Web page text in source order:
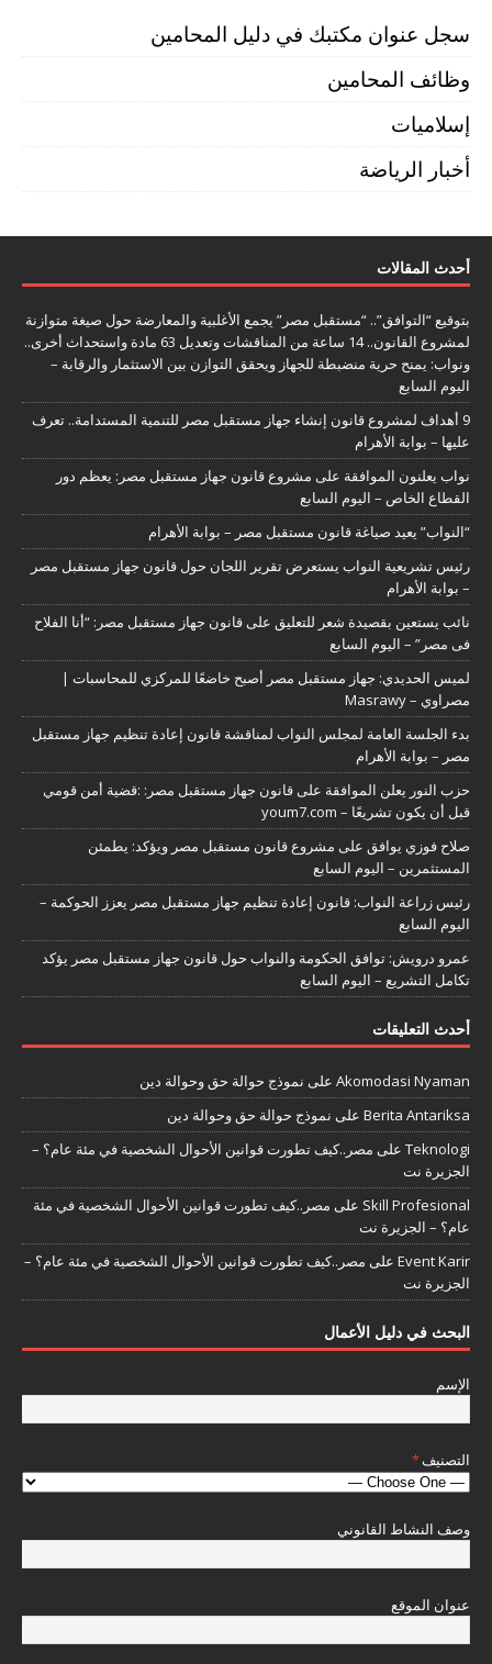
سجل عنوان مكتبك في دليل المحامين
وظائف المحامين
إسلاميات
أخبار الرياضة
أحدث المقالات
بتوقيع “التوافق”.. “مستقبل مصر” يجمع الأغلبية والمعارضة حول صيغة متوازنة
لمشروع القانون.. 14 ساعة من المناقشات وتعديل 63 مادة واستحداث أخرى..
ونواب: يمنح حرية منضبطة للجهاز ويحقق التوازن بين الاستثمار والرقابة –
اليوم السابع
9 أهداف لمشروع قانون إنشاء جهاز مستقبل مصر للتنمية المستدامة.. تعرف
عليها – بوابة الأهرام
نواب يعلنون الموافقة على مشروع قانون جهاز مستقبل مصر: يعظم دور
القطاع الخاص – اليوم السابع
“النواب” يعيد صياغة قانون مستقبل مصر – بوابة الأهرام
رئيس تشريعية النواب يستعرض تقرير اللجان حول قانون جهاز مستقبل مصر
– بوابة الأهرام
نائب يستعين بقصيدة شعر للتعليق على قانون جهاز مستقبل مصر: “أنا الفلاح
فى مصر” – اليوم السابع
لميس الحديدي: جهاز مستقبل مصر أصبح خاضعًا للمركزي للمحاسبات |
مصراوي – Masrawy
بدء الجلسة العامة لمجلس النواب لمناقشة قانون إعادة تنظيم جهاز مستقبل
مصر – بوابة الأهرام
حزب النور يعلن الموافقة على قانون جهاز مستقبل مصر: :قضية أمن قومي
قبل أن يكون تشريعًا – youm7.com
صلاح فوزي يوافق على مشروع قانون مستقبل مصر ويؤكد: يطمئن
المستثمرين – اليوم السابع
رئيس زراعة النواب: قانون إعادة تنظيم جهاز مستقبل مصر يعزز الحوكمة –
اليوم السابع
عمرو درويش: توافق الحكومة والنواب حول قانون جهاز مستقبل مصر يؤكد
تكامل التشريع – اليوم السابع
أحدث التعليقات
Akomodasi Nyaman على نموذج حوالة حق وحوالة دين
Berita Antariksa على نموذج حوالة حق وحوالة دين
Teknologi على مصر..كيف تطورت قوانين الأحوال الشخصية في مئة عام؟ –
الجزيرة نت
Skill Profesional على مصر..كيف تطورت قوانين الأحوال الشخصية في مئة
عام؟ – الجزيرة نت
Event Karir على مصر..كيف تطورت قوانين الأحوال الشخصية في مئة عام؟ –
الجزيرة نت
البحث في دليل الأعمال
الإسم
التصنيف*
وصف النشاط القانوني
عنوان الموقع